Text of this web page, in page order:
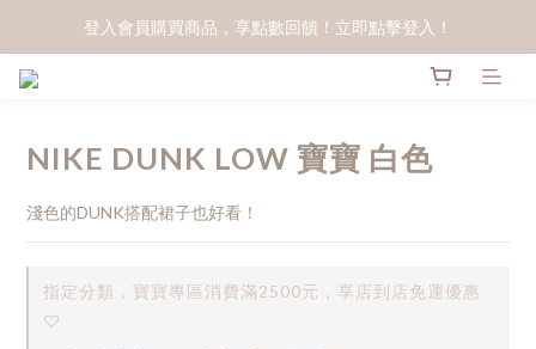
登入會員購買商品，享點數回饋！立即點擊登入！
NIKE DUNK LOW 寶寶 白色
淺色的DUNK搭配裙子也好看！
指定分類，寶寶專區消費滿2500元，享店到店免運優惠
♡